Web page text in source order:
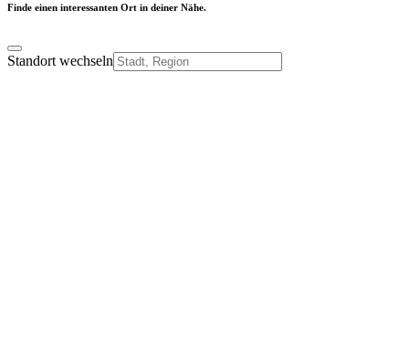
Finde einen interessanten Ort in deiner Nähe.
Standort wechseln